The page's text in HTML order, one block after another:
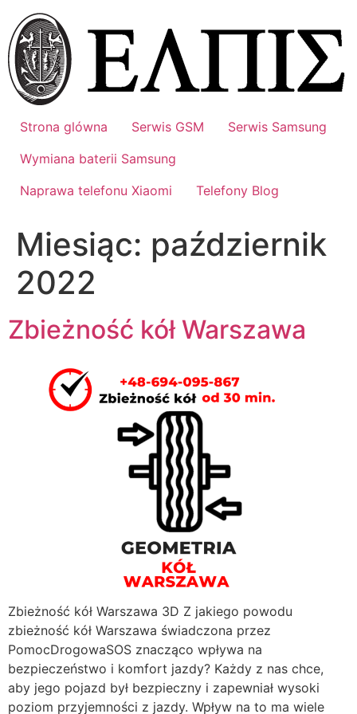
Przejdź
do
treści
Strona glówna Serwis GSM
Serwis Samsung
Wymiana baterii Samsung
Naprawa telefonu Xiaomi
Telefony Blog
Miesiąc: październik
2022
Zbieżność kół Warszawa
Zbieżność kół Warszawa 3D Z jakiego powodu
zbieżność kół Warszawa świadczona przez
PomocDrogowaSOS znacząco wpływa na
bezpieczeństwo i komfort jazdy? Każdy z nas chce,
aby jego pojazd był bezpieczny i zapewniał wysoki
poziom przyjemności z jazdy. Wpływ na to ma wiele